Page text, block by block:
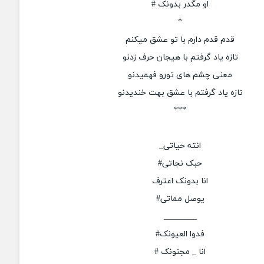
او مگدر بدونک #
*
قدم قدم دارم با تو عشق میکنم
تازه یاد گرفتم با هیجان حرف زدنو
معنی چشم های تورو فهمیدنو
تازه یاد گرفتم با عشق بهت خندیدنو
***
انته حیاتی_
حبک نجاتی#
انا بدونک اعترف
یوصل مماتی#
________
فدوا العیونک#
انا _ مجنونک #